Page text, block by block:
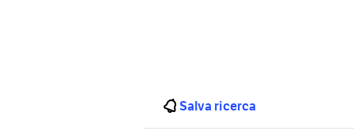
Salva ricerca